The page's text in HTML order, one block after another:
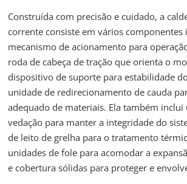
Construída com precisão e cuidado, a
corrente consiste em vários componentes
mecanismo de acionamento para
roda de cabeça de tração que orienta o
dispositivo de suporte para estabilidade
unidade de redirecionamento de cauda
adequado de materiais. Ela também
vedação para manter a integridade do
de leito de grelha para o tratamento
unidades de fole para acomodar a
e cobertura sólidas para proteger e